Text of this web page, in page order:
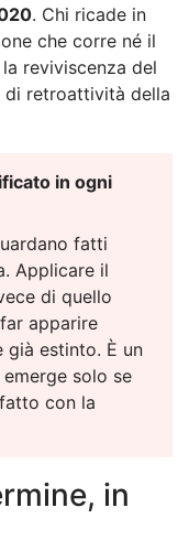
. Chi ricade in
che corre né il
reviviscenza del
di retroattività della
in ogni
fatti
Applicare il
di quello
apparire
già estinto. È un
solo se
con la
in